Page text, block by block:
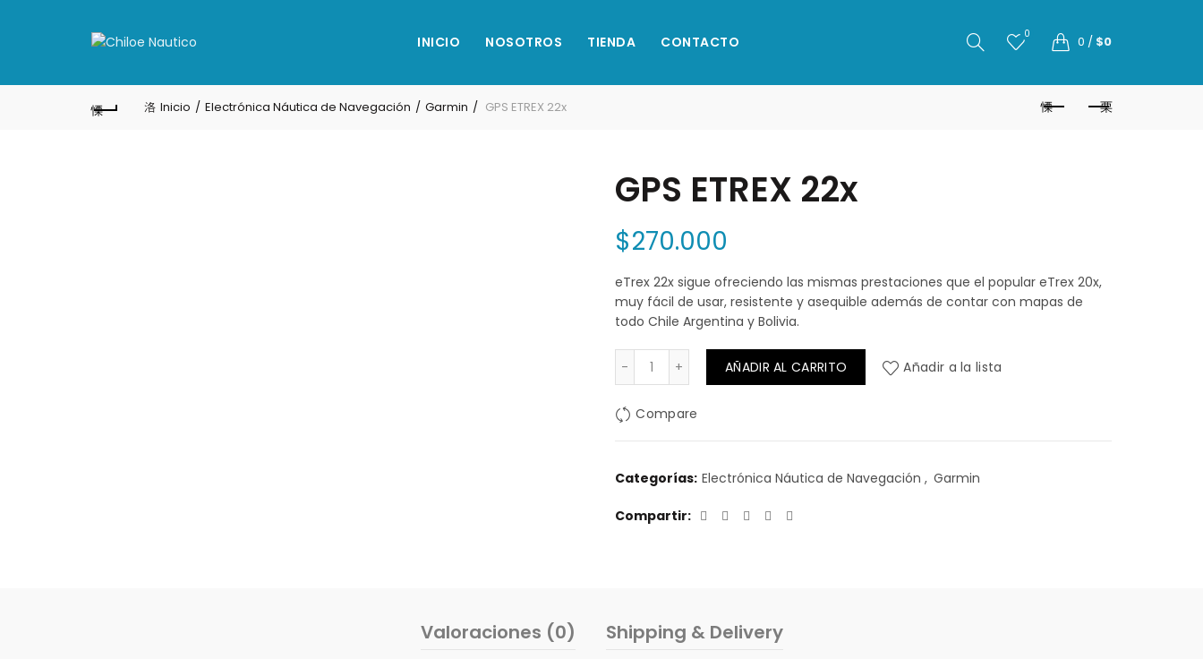
INICIO NOSOTROS TIENDA CONTACTO 0 0 / $0
Inicio Electrónica Náutica de Navegación Garmin GPS ETREX 22x
GPS ETREX 22x
$270.000
eTrex 22x sigue ofreciendo las mismas prestaciones que el popular eTrex 20x,
muy fácil de usar, resistente y asequible además de contar con mapas de
todo Chile Argentina y Bolivia.
GPS ETREX 22x cantidad
AÑADIR AL CARRITO Añadir a la lista
Compare
Categorías: Electrónica Náutica de Navegación , Garmin
Compartir
Valoraciones (0) Shipping & Delivery